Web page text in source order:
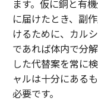
ます。仮に銅と有
に届けたとき、副
けるために、カル
であれば体内で分
した代替案を常に
ャルは十分にある
必要です。